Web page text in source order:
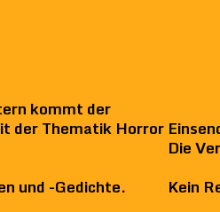
kommt der
der Thematik Horror
und -Gedichte.
Die
Kein